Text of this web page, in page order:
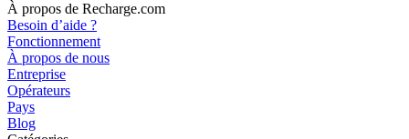
À propos de Recharge.com
Besoin d’aide ?
Fonctionnement
À propos de nous
Entreprise
Opérateurs
Pays
Blog